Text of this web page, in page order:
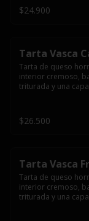
$24.900
Tarta Vasca
Tarta de queso
interior cremoso,
triturada y una
$26.500
Tarta Vasca
Tarta de queso
interior cremoso,
triturada y una